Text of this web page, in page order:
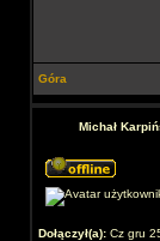
Góra
Michał
Dołączył(a): Cz gru